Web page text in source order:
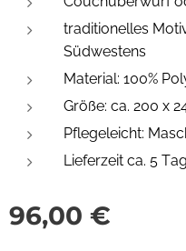
traditionelles
Südwestens
Material: 100%
Größe: ca. 200 x
Pflegeleicht:
Lieferzeit ca. 5
96,00 €